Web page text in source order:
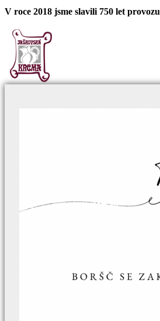
V roce 2018 jsme slavili 750 let provozu